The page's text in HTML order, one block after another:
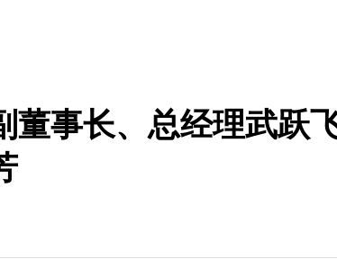
事长、总经理武跃